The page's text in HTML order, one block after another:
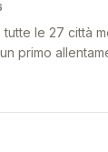
le 27 città
primo